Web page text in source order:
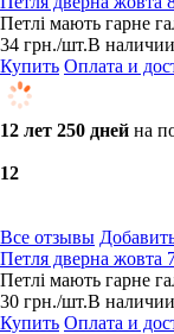
Петлі мають гарне
34 грн./шт.В наличии
Купить Оплата и
12 лет 250 дней на
12
Все отзывы
Петля дверна жовта
Петлі мають гарне
30 грн./шт.В наличии
Купить Оплата и